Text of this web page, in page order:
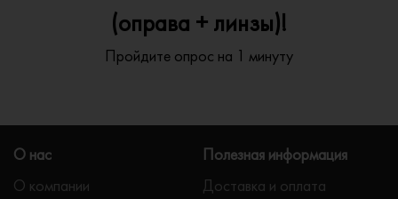
(оправа + линзы)!
Пройдите опрос на 1 минуту
О нас
О компании
Полезная информация
Доставка и оплата